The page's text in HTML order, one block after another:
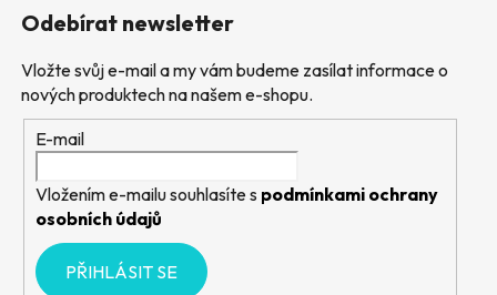
Odebírat newsletter
Vložte svůj e-mail a my vám budeme zasílat informace o
nových produktech na našem e-shopu.
E-mail
Vložením e-mailu souhlasíte s podmínkami ochrany
osobních údajů
PŘIHLÁSIT SE